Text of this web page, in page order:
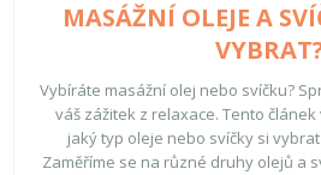
MASÁŽNÍ OLEJE A
Vybíráte masážní olej nebo svíčku?
váš zážitek z relaxace. Tento
jaký typ oleje nebo svíčky si
Zaměříme se na různé druhy olejů a